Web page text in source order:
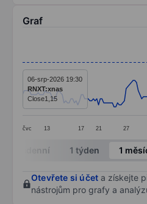
Graf
Line chart with 125 data
The chart has 1 X axis
The chart has 1 Y axis
čvc 13 17 21 27
06-srp-2026 19:30
RNXT:xnas
Close1,15
End of interactive chart.
Intradenní 1 týden 1
Otevřete si účet a získejte
nástrojům pro grafy a